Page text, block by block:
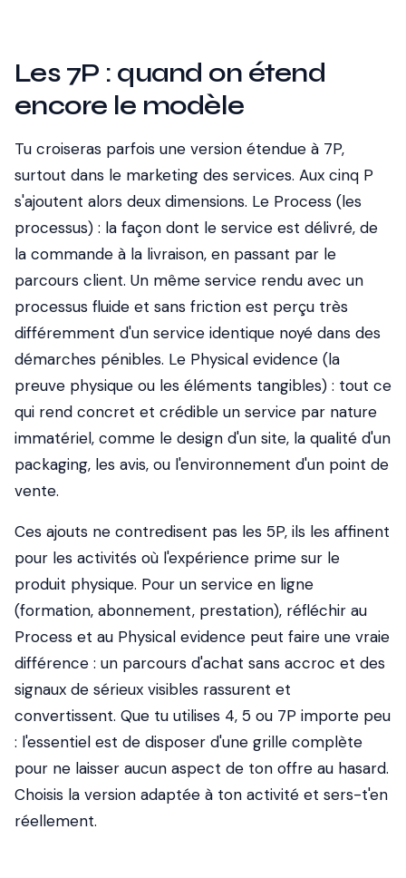
Les 7P : quand on étend
encore le modèle
Tu croiseras parfois une version étendue à 7P,
surtout dans le marketing des services. Aux cinq P
s'ajoutent alors deux dimensions. Le Process (les
processus) : la façon dont le service est délivré, de
la commande à la livraison, en passant par le
parcours client. Un même service rendu avec un
processus fluide et sans friction est perçu très
différemment d'un service identique noyé dans des
démarches pénibles. Le Physical evidence (la
preuve physique ou les éléments tangibles) : tout ce
qui rend concret et crédible un service par nature
immatériel, comme le design d'un site, la qualité d'un
packaging, les avis, ou l'environnement d'un point de
vente.
Ces ajouts ne contredisent pas les 5P, ils les affinent
pour les activités où l'expérience prime sur le
produit physique. Pour un service en ligne
(formation, abonnement, prestation), réfléchir au
Process et au Physical evidence peut faire une vraie
différence : un parcours d'achat sans accroc et des
signaux de sérieux visibles rassurent et
convertissent. Que tu utilises 4, 5 ou 7P importe peu
: l'essentiel est de disposer d'une grille complète
pour ne laisser aucun aspect de ton offre au hasard.
Choisis la version adaptée à ton activité et sers-t'en
réellement.